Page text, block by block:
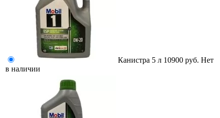
Канистра 5 л 10900 руб. Нет
в наличии